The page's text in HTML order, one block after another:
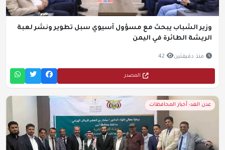
وزير الشباب يبحث مع مسؤول آسيوي سبل تطوير ونشر لعبة
الريشة الطائرة في اليمن
منذ دقيقتين 42
المصدر
عدن الغد- أخبار المحافظات